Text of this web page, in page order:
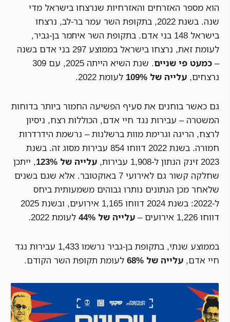
הוא מספר האזרחים והאזרחיות שנרצחו בישראל מדי
שנה. בשנת 2022, בתקופת השר עמר בר-לב, נרצחו
בישראל 148 בני אדם. בתקופת השר איתמר בן-גביר,
לעומת זאת, נרצחו בישראל בממוצע 297 בני אדם בשנה
– כמעט פי שניים
. שנת השיא הייתה 2025, עם 309
נרצחים, עלייה של 109% לעומת 2022.
גם כאשר בוחנים את סעיף הפשיעה החמור ביותר בדוחות
המשטרה – עבירות נגד חיי אדם, הכוללות רצח, ניסיון
לרצח, הריגה וגרימת מוות ברשלנות – נרשמת הידרדרות
חמורה. בשנת 2022 דווחו 854 עבירות מסוג זה. בשנת
2023 זינק הנתון ל-1,908 עבירות,
עלייה של 123%
, ייתכן
שחלקה קשור גם לאירועי 7 באוקטובר. אלא שגם בשנים
שלאחר מכן הנתונים נותרו גבוהים משמעותית ביחס
ל-2022: בשנת 2024 דווחו 1,165 אירועים, ובשנת 2025
דווחו 1,226 אירועים –
עלייה של 44% לעומת 2022.
בממוצע שנתי, בתקופת בן-גביר נרשמו 1,433 עבירות נגד
חיי אדם, עלייה של 68% לעומת תקופת השר הקודם.